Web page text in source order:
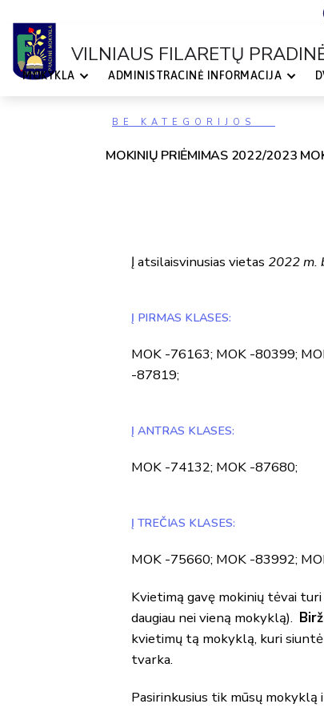
VILNIAUS
VILNIAUS FILARETŲ
MOKYKLA ADMINISTRACINĖ INFORMACIJA
Kategorijos
BE KATEGORIJOS
MOKINIŲ PRIĖMIMAS 2022/2023
Į atsilaisvinusias vietas 2022 m.
Į PIRMAS KLASES:
MOK -76163; MOK -80399;
-87819;
Į ANTRAS KLASES:
MOK -74132; MOK -87680;
Į TREČIAS KLASES:
MOK -75660; MOK -83992;
Kvietimą gavę mokinių tėvai
daugiau nei vieną mokyklą).
kvietimų tą mokyklą, kuri
tvarka.
Pasirinkusius tik mūsų